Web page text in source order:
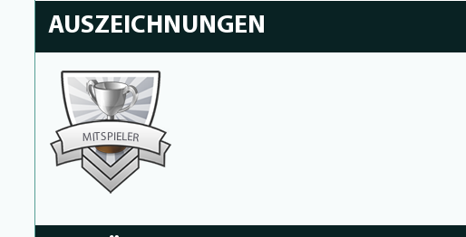
AUSZEICHNUNGEN
MIT SPIELER